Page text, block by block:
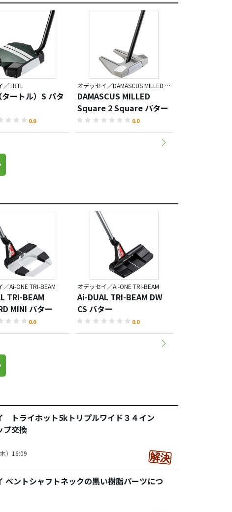
／TRTL
ートル）S パタ
0.0
オデッセイ／DAMASCUS MILLED Square 2 Square
DAMASCUS MILLED
Square 2 Square パター
0.0
／Ai-ONE TRI-BEAM
TRI-BEAM
MINI パター
0.0
オデッセイ／Ai-ONE TRI-BEAM
Ai-DUAL TRI-BEAM DW
CS パター
0.0
トライホット5kトリプルワイド３４イン
交換
）16:09
ベントシャフトネックの黒い樹脂パーツにつ